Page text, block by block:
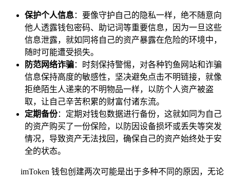
保护个人信息：要像守护自己的隐私一样，绝不随意向
他人透露钱包密码、助记词等重要信息，因为一旦这些
信息泄露，就如同将自己的资产暴露在危险的环境中，
随时可能遭受损失。
防范网络诈骗：时刻保持警惕，对各种钓鱼网站和诈骗
信息保持高度的敏感性，坚决避免点击不明链接，就像
拒绝陌生人递来的不明物品一样，以防个人资产被盗
取，让自己辛苦积累的财富付诸东流。
定期备份：定期对钱包数据进行备份，这就如同为自己
的资产购买了一份保险，以防因设备损坏或丢失等突发
情况，导致资产无法找回，确保自己的资产始终处于安
全的状态。
imToken 钱包创建两次可能是出于多种不同的原因，无论